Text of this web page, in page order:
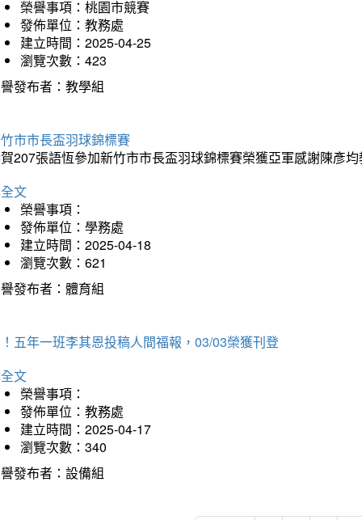
榮譽事項：桃園市競賽
發佈單位：教務處
建立時間：2025-04-25
瀏覽次數：423
發布者：教學組
市市長盃羽球錦標賽
207張語恆參加新竹市市長盃羽球錦標賽榮獲亞軍感謝陳彥
文
榮譽事項：
發佈單位：學務處
建立時間：2025-04-18
瀏覽次數：621
發布者：體育組
五年一班李其恩投稿人間福報，03/03榮獲刊登
文
榮譽事項：
發佈單位：教務處
建立時間：2025-04-17
瀏覽次數：340
發布者：設備組